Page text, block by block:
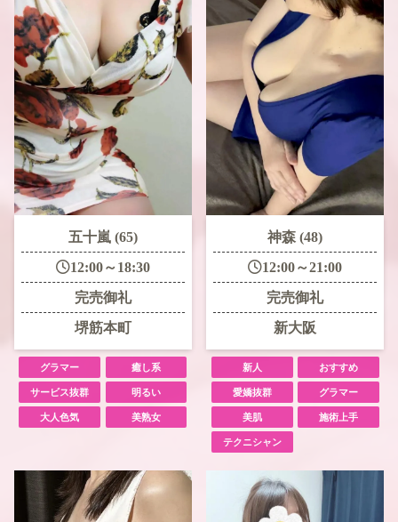
五十嵐 (65)
12:00～18:30
完売御礼
堺筋本町
グラマー 癒し系
サービス抜群 明るい
大人色気 美熟女
神森 (48)
12:00～21:00
完売御礼
新大阪
新人 おすすめ
愛嬌抜群 グラマー
美肌 施術上手
テクニシャン